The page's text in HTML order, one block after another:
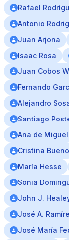
Rafael
Antonio
Juan Arjona
Isaac Rosa
Juan Cobos
Fernando
Alejandro
Santiago
Ana de Miguel
Cristina Bueno
María Hesse
Sonia
John J.
José A.
José María